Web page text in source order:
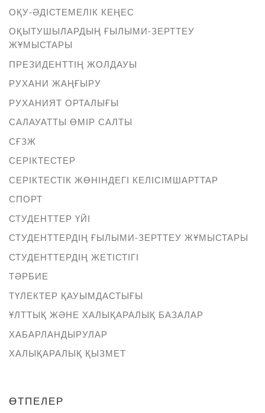
ОҚУ-ӘДІСТЕМЕЛІК КЕҢЕС
ОҚЫТУШЫЛАРДЫҢ ҒЫЛЫМИ-ЗЕРТТЕУ
ЖҰМЫСТАРЫ
ПРЕЗИДЕНТТІҢ ЖОЛДАУЫ
РУХАНИ ЖАҢҒЫРУ
РУХАНИЯТ ОРТАЛЫҒЫ
САЛАУАТТЫ ӨМІР САЛТЫ
СҒЗЖ
СЕРІКТЕСТЕР
СЕРІКТЕСТІК ЖӨНІНДЕГІ КЕЛІСІМШАРТТАР
СПОРТ
СТУДЕНТТЕР ҮЙІ
СТУДЕНТТЕРДІҢ ҒЫЛЫМИ-ЗЕРТТЕУ ЖҰМЫСТАРЫ
СТУДЕНТТЕРДІҢ ЖЕТІСТІГІ
ТӘРБИЕ
ТҮЛЕКТЕР ҚАУЫМДАСТЫҒЫ
ҰЛТТЫҚ ЖӘНЕ ХАЛЫҚАРАЛЫҚ БАЗАЛАР
ХАБАРЛАНДЫРУЛАР
ХАЛЫҚАРАЛЫҚ ҚЫЗМЕТ
ӨТПЕЛЕР